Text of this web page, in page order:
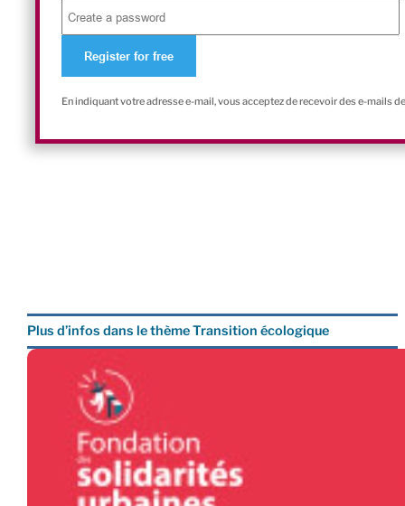
En indiquant votre adresse e-mail, vous acceptez de recevoir des e-mails
Plus d’infos dans le thème Transition écologique